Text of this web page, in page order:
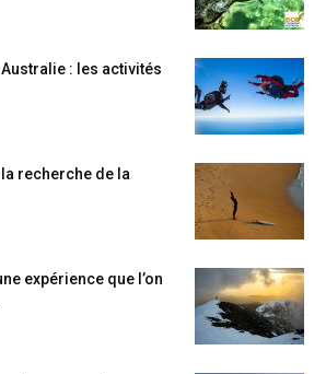
: les activités
recherche de la
expérience que l’on